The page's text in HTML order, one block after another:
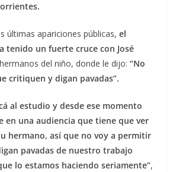
últimas apariciones públicas, el
tenido un fuerte cruce con José
del niño, donde le dijo: “No
critiquen y digan pavadas”.
al estudio y desde ese momento
en una audiencia que tiene que ver
hermano, así que no voy a permitir
pavadas de nuestro trabajo
lo estamos haciendo seriamente”,